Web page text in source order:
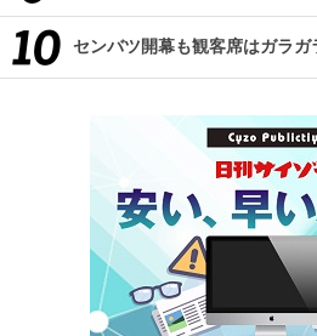
センバツ開幕も観客席はガラガ